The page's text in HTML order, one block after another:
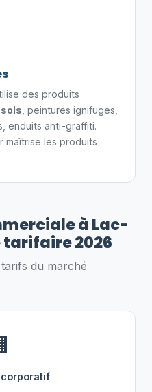
des produits
, peintures ignifuges,
enduits anti-graffiti.
les produits
à Lac-
2026
du marché
corporatif